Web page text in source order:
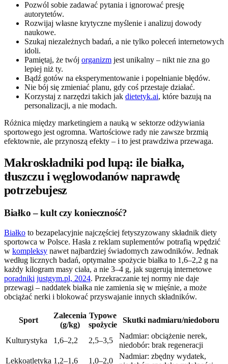
Pozwól sobie zadawać pytania i ignorować presję
autorytetów.
Rozwijaj własne krytyczne myślenie i analizuj dowody
naukowe.
Szukaj niezależnych badań, a nie tylko poleceń internetowych
idoli.
Pamiętaj, że twój organizm jest unikalny – nikt nie zna go
lepiej niż ty.
Bądź gotów na eksperymentowanie i popełnianie błędów.
Nie bój się zmieniać planu, gdy coś przestaje działać.
Korzystaj z narzędzi takich jak dietetyk.ai, które bazują na
personalizacji, a nie modach.
Różnica między marketingiem a nauką w sektorze odżywiania
sportowego jest ogromna. Wartościowe rady nie zawsze brzmią
efektownie, ale przynoszą efekty – i to jest prawdziwa przewaga.
Makroskładniki pod lupą: ile białka,
tłuszczu i węglowodanów naprawdę
potrzebujesz
Białko – kult czy konieczność?
Białko to bezapelacyjnie najczęściej fetyszyzowany składnik diety
sportowca w Polsce. Hasła z reklam suplementów potrafią wpędzić
w kompleksy nawet najbardziej świadomych zawodników. Jednak
według licznych badań, optymalne spożycie białka to 1,6–2,2 g na
każdy kilogram masy ciała, a nie 3–4 g, jak sugerują internetowe
poradniki justgym.pl, 2024. Przekraczanie tej normy nie daje
przewagi – naddatek białka nie zamienia się w mięśnie, a może
obciążać nerki i blokować przyswajanie innych składników.
Sport
Zalecenia
(g/kg)
Typowe
spożycie
Skutki nadmiaru/niedoboru
Kulturystyka 1,6–2,2 2,5–3,5
Nadmiar: obciążenie nerek,
niedobór: brak regeneracji
Lekkoatletyka 1,2–1,6 1,0–2,0
Nadmiar: zbędny wydatek,